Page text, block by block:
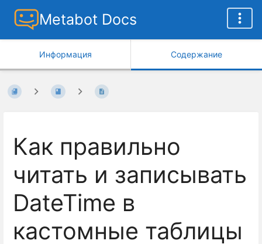
Metabot Docs
Информация Содержание
Как правильно
читать и записывать
DateTime в
кастомные таблицы